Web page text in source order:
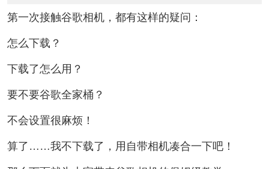
第一次接触谷歌相机，都有这样的疑问：
怎么下载？
下载了怎么用？
要不要谷歌全家桶？
不会设置很麻烦！
算了……我不下载了，用自带相机凑合一下吧！